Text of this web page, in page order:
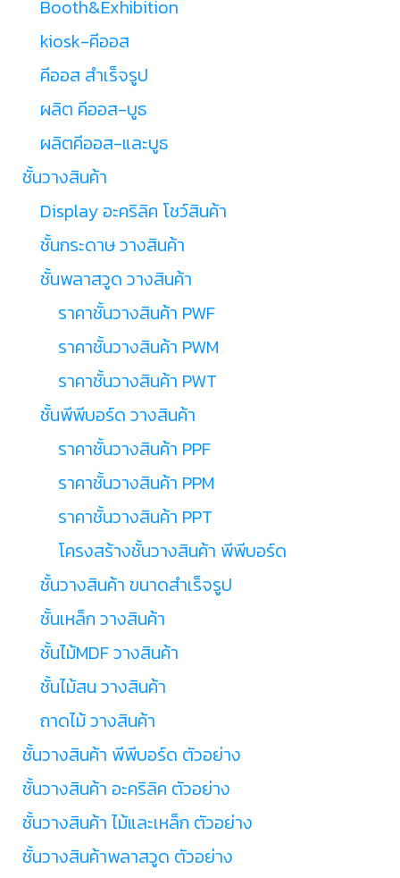
Booth&Exhibition
kiosk-คีออส
คีออส สำเร็จรูป
ผลิต คีออส-บูธ
ผลิตคีออส-และบูธ
ชั้นวางสินค้า
Display อะคริลิค โชว์สินค้า
ชั้นกระดาษ วางสินค้า
ชั้นพลาสวูด วางสินค้า
ราคาชั้นวางสินค้า PWF
ราคาชั้นวางสินค้า PWM
ราคาชั้นวางสินค้า PWT
ชั้นพีพีบอร์ด วางสินค้า
ราคาชั้นวางสินค้า PPF
ราคาชั้นวางสินค้า PPM
ราคาชั้นวางสินค้า PPT
โครงสร้างชั้นวางสินค้า พีพีบอร์ด
ชั้นวางสินค้า ขนาดสำเร็จรูป
ชั้นเหล็ก วางสินค้า
ชั้นไม้MDF วางสินค้า
ชั้นไม้สน วางสินค้า
ถาดไม้ วางสินค้า
ชั้นวางสินค้า พีพีบอร์ด ตัวอย่าง
ชั้นวางสินค้า อะคริลิค ตัวอย่าง
ชั้นวางสินค้า ไม้และเหล็ก ตัวอย่าง
ชั้นวางสินค้าพลาสวูด ตัวอย่าง